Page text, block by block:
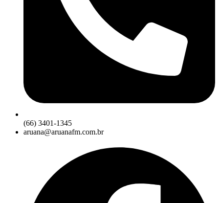
(66) 3401-1345
aruana@aruanafm.com.br